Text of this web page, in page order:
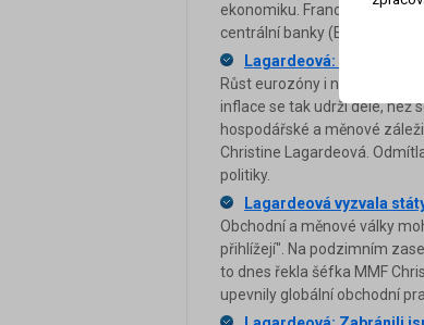
ekonomiku. Francouzské
centrální banky (ECB)
Lagardeová: Vyšší
Růst eurozóny i nadále
inflace se tak udrží déle, než
hospodářské a měnové
Christine Lagardeová.
politiky.
Lagardeová vyzvala
Obchodní a měnové války
přihlížejí". Na podzimním
to dnes řekla šéfka MMF
upevnily globální obchodní